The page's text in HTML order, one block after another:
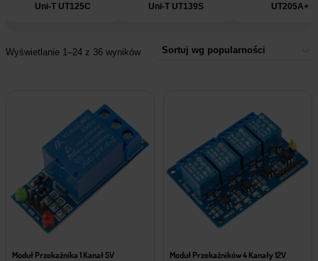
Uni-T UT125C
Uni-T UT139S
UT205A+
Wyświetlanie 1–24 z 36 wyników
Moduł Przekaźnika 1 Kanał 5V Moduł Przekaźników 4 Kanały 12V